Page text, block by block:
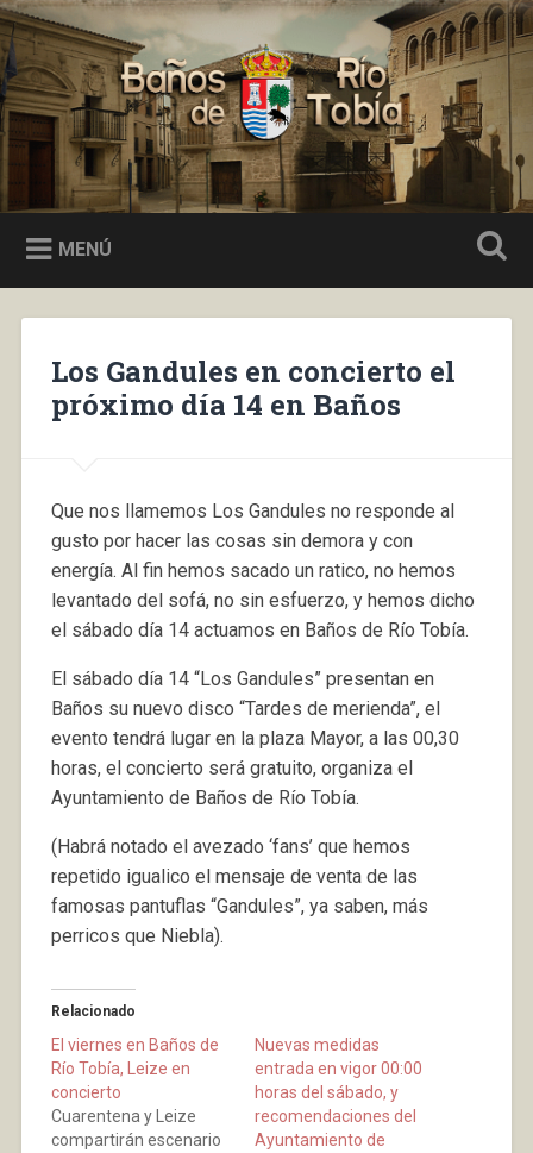
Saltar
al
contenido
Buscar
Baños de Río Tobía
MENÚ
Los Gandules en concierto el
próximo día 14 en Baños
Que nos llamemos Los Gandules no responde al
gusto por hacer las cosas sin demora y con
energía. Al fin hemos sacado un ratico, no hemos
levantado del sofá, no sin esfuerzo, y hemos dicho
el sábado día 14 actuamos en Baños de Río Tobía.
El sábado día 14 “Los Gandules” presentan en
Baños su nuevo disco “Tardes de merienda”, el
evento tendrá lugar en la plaza Mayor, a las 00,30
horas, el concierto será gratuito, organiza el
Ayuntamiento de Baños de Río Tobía.
(Habrá notado el avezado ‘fans’ que hemos
repetido igualico el mensaje de venta de las
famosas pantuflas “Gandules”, ya saben, más
perricos que Niebla).
Relacionado
El viernes en Baños de
Río Tobía, Leize en
concierto
Cuarentena y Leize
compartirán escenario
Nuevas medidas
entrada en vigor 00:00
horas del sábado, y
recomendaciones del
Ayuntamiento de